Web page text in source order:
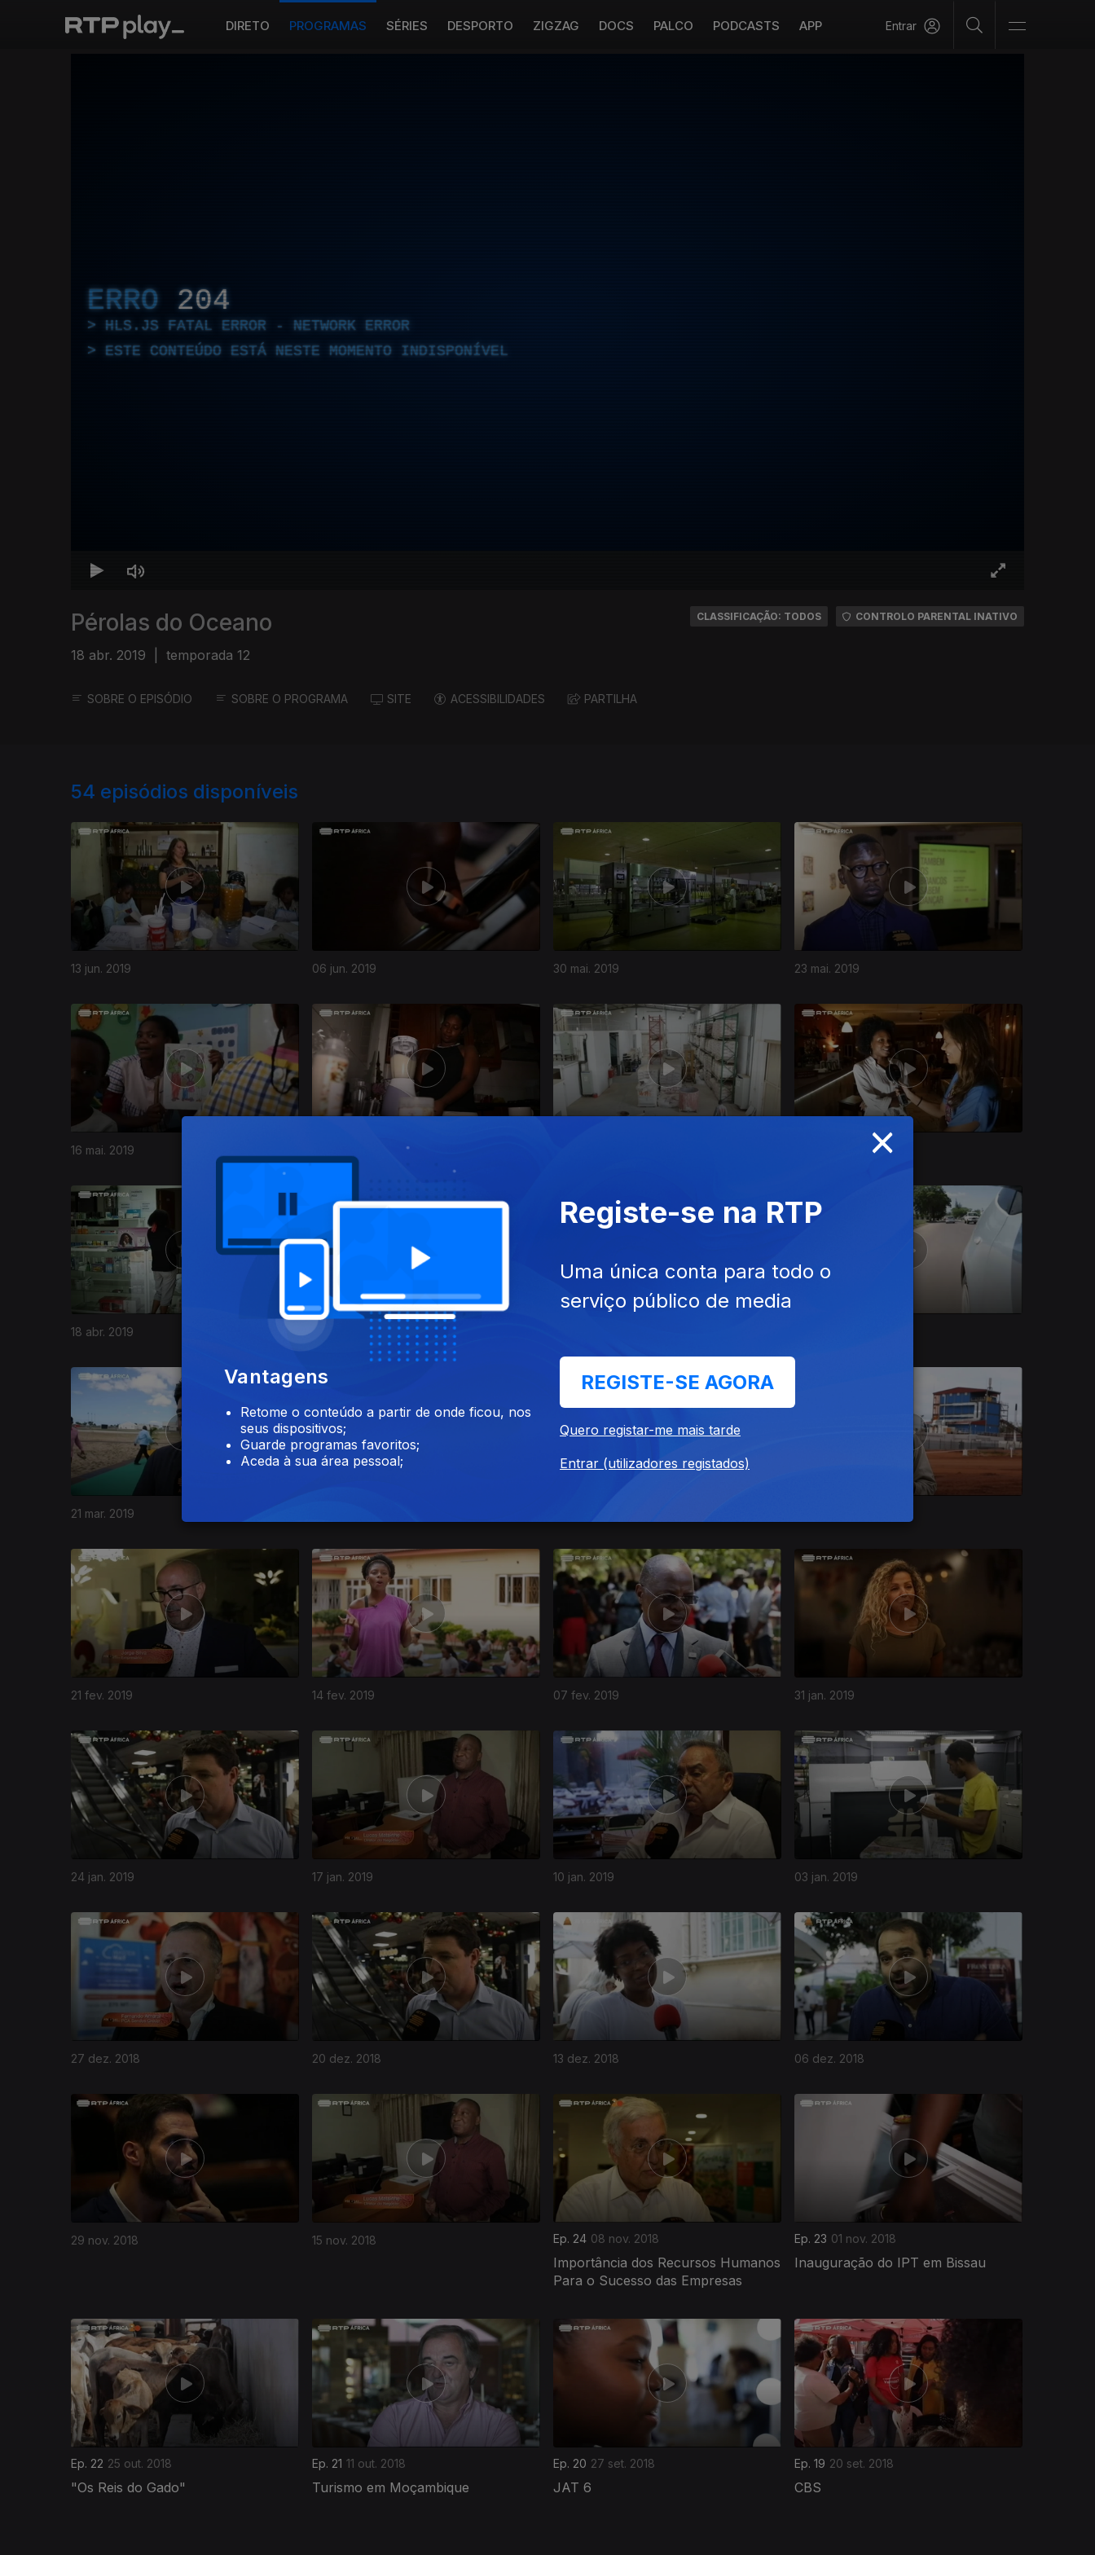
DIRETO PROGRAMAS SÉRIES DESPORTO ZIGZAG DOCS PALCO PODCASTS APP Entrar
ERRO 204
HLS.JS FATAL ERROR - NETWORK ERROR
ESTE CONTEÚDO ESTÁ NESTE MOMENTO INDISPONÍVEL
Pérolas do Oceano
18 abr. 2019 temporada 12
CLASSIFICAÇÃO: TODOS CONTROLO PARENTAL INATIVO
SOBRE O EPISÓDIO SOBRE O PROGRAMA SITE ACESSIBILIDADES PARTILHA
54 episódios disponíveis
13 jun. 2019 06 jun. 2019 30 mai. 2019 23 mai. 2019
16 mai. 2019
18 abr. 2019 11 abr. 2019
397712
21 mar. 2019
21 fev. 2019 14 fev. 2019 07 fev. 2019 31 jan. 2019
24 jan. 2019 17 jan. 2019 10 jan. 2019 03 jan. 2019
382629
27 dez. 2018 20 dez. 2018 13 dez. 2018 06 dez. 2018
29 nov. 2018 15 nov. 2018 Ep. 24 08 nov. 2018
Importância dos Recursos Humanos
Para o Sucesso das Empresas
Ep. 23 01 nov. 2018
Inauguração do IPT em Bissau
Ep. 22 25 out. 2018
"Os Reis do Gado"
Ep. 21 11 out. 2018
Turismo em Moçambique
Ep. 20 27 set. 2018
JAT 6
Ep. 19 20 set. 2018
CBS
365807
×
Vantagens
Retome o conteúdo a partir de onde ficou, nos
seus dispositivos;
Guarde programas favoritos;
Aceda à sua área pessoal;
Registe-se na RTP
Uma única conta para todo o
serviço público de media
REGISTE-SE AGORA
Quero registar-me mais tarde
Entrar (utilizadores registados)